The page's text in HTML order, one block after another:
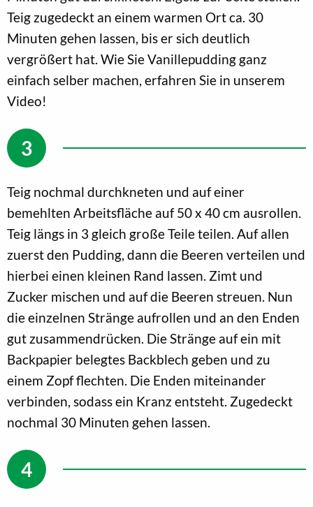
Teig zugedeckt an einem warmen Ort ca. 30
Minuten gehen lassen, bis er sich deutlich
vergrößert hat. Wie Sie Vanillepudding ganz
einfach selber machen, erfahren Sie in unserem
Video!
Teig nochmal durchkneten und auf einer
bemehlten Arbeitsfläche auf 50 x 40 cm ausrollen.
Teig längs in 3 gleich große Teile teilen. Auf allen
zuerst den Pudding, dann die Beeren verteilen und
hierbei einen kleinen Rand lassen. Zimt und
Zucker mischen und auf die Beeren streuen. Nun
die einzelnen Stränge aufrollen und an den Enden
gut zusammendrücken. Die Stränge auf ein mit
Backpapier belegtes Backblech geben und zu
einem Zopf flechten. Die Enden miteinander
verbinden, sodass ein Kranz entsteht. Zugedeckt
nochmal 30 Minuten gehen lassen.